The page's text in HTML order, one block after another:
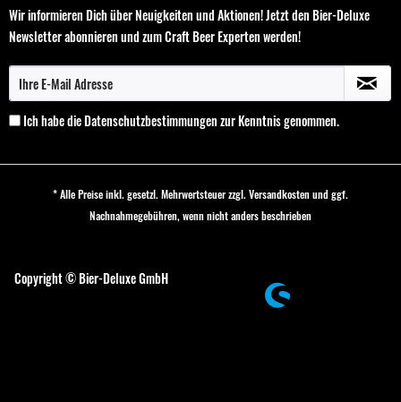
Wir informieren Dich über Neuigkeiten und Aktionen! Jetzt den Bier-Deluxe
Newsletter abonnieren und zum Craft Beer Experten werden!
Ich habe dieDatenschutzbestimmungenzur Kenntnis genommen.
* Alle Preise inkl. gesetzl. Mehrwertsteuer zzgl. Versandkostenund ggf.
Nachnahmegebühren, wenn nicht anders beschrieben
Copyright © Bier-Deluxe GmbH